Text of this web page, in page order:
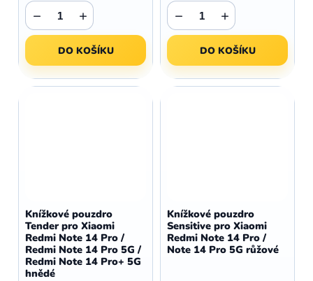
+
−
DO KOŠÍKU
+
−
DO KOŠÍKU
Knížkové pouzdro
Tender pro Xiaomi
Redmi Note 14 Pro /
Redmi Note 14 Pro 5G /
Redmi Note 14 Pro+ 5G
hnědé
Knížkové pouzdro
Sensitive pro Xiaomi
Redmi Note 14 Pro /
Note 14 Pro 5G růžové